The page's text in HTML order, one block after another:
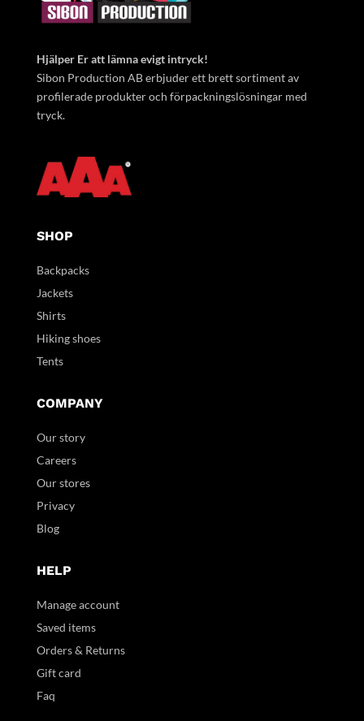
Hjälper Er att lämna evigt intryck!
Sibon Production AB erbjuder ett brett sortiment av
profilerade produkter och förpackningslösningar med
tryck.
SHOP
Backpacks
Jackets
Shirts
Hiking shoes
Tents
COMPANY
Our story
Careers
Our stores
Privacy
Blog
HELP
Manage account
Saved items
Orders & Returns
Gift card
Faq